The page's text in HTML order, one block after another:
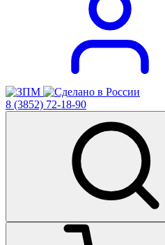
8 (3852) 72-18-90